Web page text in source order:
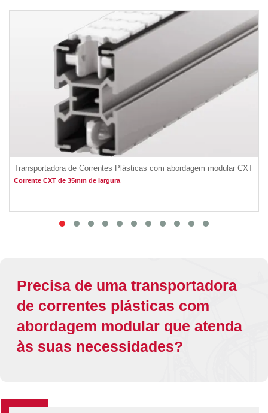
Transportadora de Correntes Plásticas com abordagem modular CXT
Corrente CXT de 35mm de largura
Precisa de uma transportadora
de correntes plásticas com
abordagem modular que atenda
às suas necessidades?